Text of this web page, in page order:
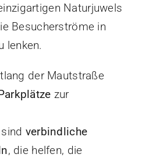
Naturjuwels
Besucherströme in
lenken.
der Mautstraße
zur
verbindliche
, die helfen, die